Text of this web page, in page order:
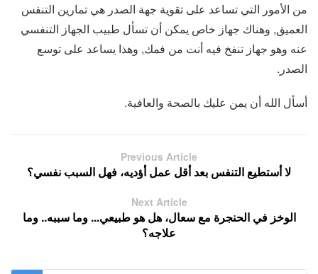
من الأمور التي تساعد على تقوية جهة الصدر هي تمارين التنفس
العميق, وهناك جهاز خاص يمكن أن تسأل طبيب الجهاز التنفسي
عنه وهو جهاز تنفخ فيه أنت من فمك, وهذا يساعد على توسع
الصدر.
أسأل الله أن يمن عليك بالصحة والعافية.
Previous Article
لا أستطيع التنفس بعد أقل عمل أؤديه، فهل السبب نفسي؟
Next Article
الوخز في الحنجرة مع سعال، هل هو طبيعي... وما سببه.. وما
علاجه؟